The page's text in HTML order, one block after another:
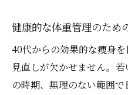
健康的な体重管理のため
40代からの効果的な痩身
見直しが欠かせません。
の時期、無理のない範囲